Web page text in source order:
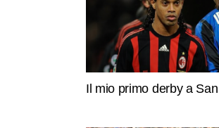
Il mio primo derby a